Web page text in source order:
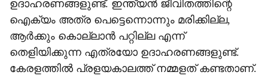
ഉദാഹരണങ്ങളുണ്ട്. ഇന്ത്യന്‍ ജീവിതത്തിന്റെ
ഐക്യം അത്ര പെട്ടെന്നൊന്നും മരിക്കില്ല,
ആര്‍ക്കും കൊല്ലാന്‍ പറ്റില്ല എന്ന്
തെളിയിക്കുന്ന എത്രയോ ഉദാഹരണങ്ങളുണ്ട്.
കേരളത്തില്‍ പ്രളയകാലത്ത് നമ്മളത് കണ്ടതാണ്.